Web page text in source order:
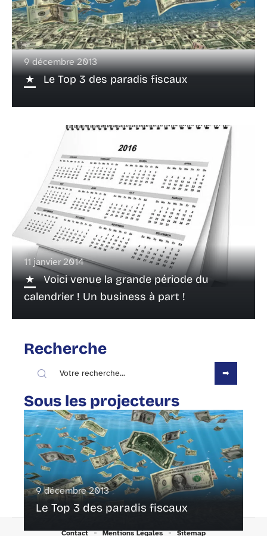
9 décembre 2013
Le Top 3 des paradis fiscaux
11 janvier 2014
Voici venue la grande période du
calendrier ! Un business à part !
Recherche
Sous les projecteurs
9 décembre 2013
Le Top 3 des paradis fiscaux
Contact Mentions Légales Sitemap